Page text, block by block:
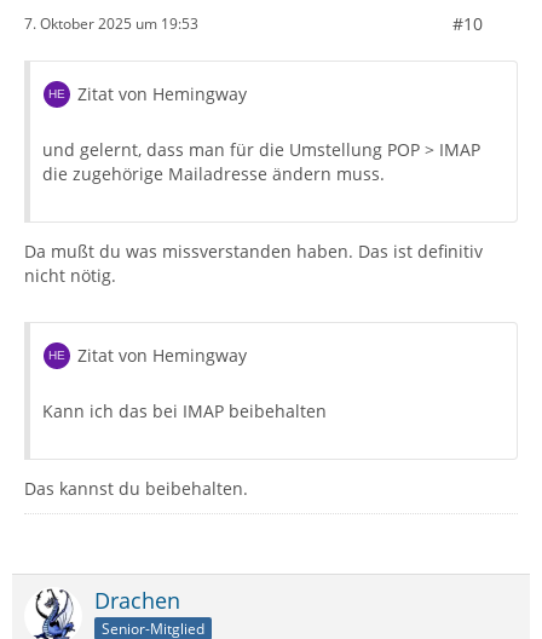
7. Oktober 2025 um 19:53 #10
Zitat von Hemingway
und gelernt, dass man für die Umstellung POP > IMAP
die zugehörige Mailadresse ändern muss.
Da mußt du was missverstanden haben. Das ist definitiv
nicht nötig.
Zitat von Hemingway
Kann ich das bei IMAP beibehalten
Das kannst du beibehalten.
Drachen
Senior-Mitglied